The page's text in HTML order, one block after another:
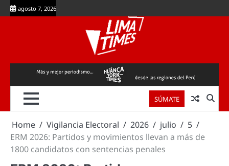
Skip
to
agosto 7, 2026
SÚMATE
Home Vigilancia Electoral 2026 julio
5
ERM 2026: Partidos y movimientos llevan a más de
1800 candidatos con sentencias penales